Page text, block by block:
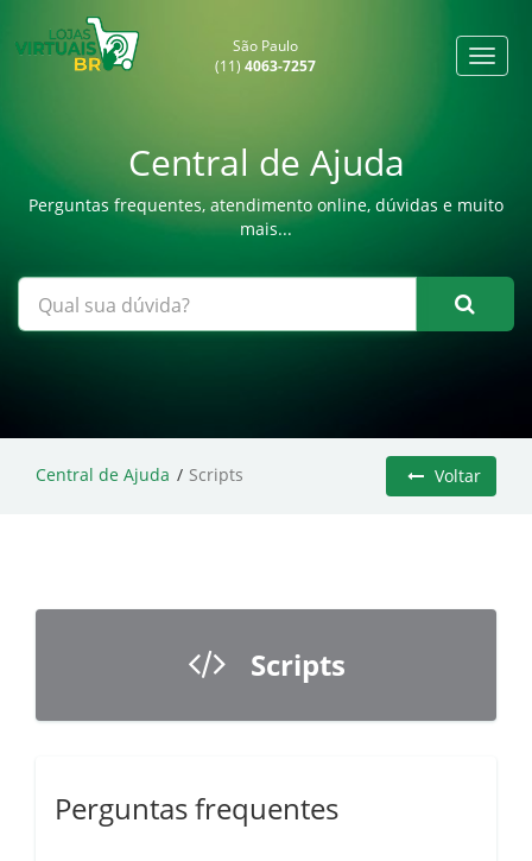
São Paulo
(11)4063-7257
Central de Ajuda
Perguntas frequentes, atendimento online, dúvidas e muito
mais...
Central de Ajuda Scripts Voltar
Scripts
Perguntas frequentes